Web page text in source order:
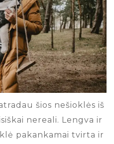
šios nešioklės iš
nereali. Lengva ir
pakankamai tvirta ir